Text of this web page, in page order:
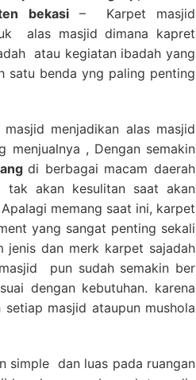
bekasi– Karpet masjid
alas masjid dimana kapret
atau kegiatan ibadah yang
satu benda yng paling penting
menjadikan alas masjid
, Dengan semakin
di berbagai macam daerah
tak akan kesulitan saat akan
memang saat ini, karpet
yang sangat penting sekali
jenis dan merk karpet sajadah
pun sudah semakin ber
dengan kebutuhan. karena
masjid ataupun mushola
simple dan luas pada ruangan